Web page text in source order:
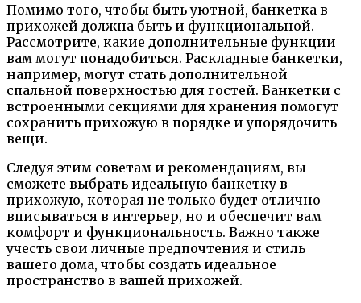
Помимо того, чтобы быть уютной, банкетка в
прихожей должна быть и функциональной.
Рассмотрите, какие дополнительные функции
вам могут понадобиться. Раскладные банкетки,
например, могут стать дополнительной
спальной поверхностью для гостей. Банкетки с
встроенными секциями для хранения помогут
сохранить прихожую в порядке и упорядочить
вещи.
Следуя этим советам и рекомендациям, вы
сможете выбрать идеальную банкетку в
прихожую, которая не только будет отлично
вписываться в интерьер, но и обеспечит вам
комфорт и функциональность. Важно также
учесть свои личные предпочтения и стиль
вашего дома, чтобы создать идеальное
пространство в вашей прихожей.